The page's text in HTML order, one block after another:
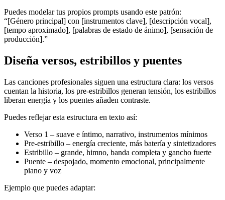
Puedes modelar tus propios prompts usando este patrón:
“[Género principal] con [instrumentos clave], [descripción vocal],
[tempo aproximado], [palabras de estado de ánimo], [sensación de
producción].”
Diseña versos, estribillos y puentes
Las canciones profesionales siguen una estructura clara: los versos
cuentan la historia, los pre-estribillos generan tensión, los estribillos
liberan energía y los puentes añaden contraste.
Puedes reflejar esta estructura en texto así:
Verso 1 – suave e íntimo, narrativo, instrumentos mínimos
Pre-estribillo – energía creciente, más batería y sintetizadores
Estribillo – grande, himno, banda completa y gancho fuerte
Puente – despojado, momento emocional, principalmente
piano y voz
Ejemplo que puedes adaptar: